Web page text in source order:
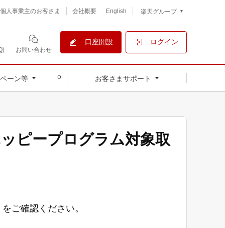
個人事業主のお客さま 会社概要 English 楽天グループ
お問い合わせ
口座開設 ログイン
ーン等 お客さまサポート
ピープログラム対象取
ご確認ください。